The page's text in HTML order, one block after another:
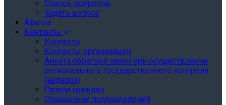
Список вопросов
Задать вопрос
Афиша
Контакты
Контакты
Контакты организации
Анкета обратной связи при осуществлении
регионального государственного контроля
(надзора)
Прием граждан
Справочник подразделений